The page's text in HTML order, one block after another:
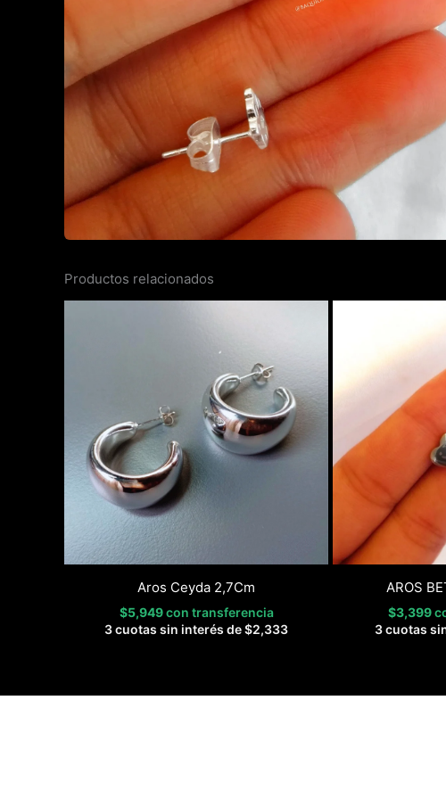
Productos relacionados
Aros Ceyda 2,7Cm
$5,949con transferencia
3 cuotas sin interés de$2,333
AROS
$3,399
3 cuotas